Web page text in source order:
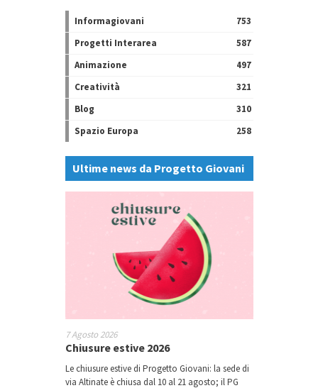
Informagiovani
753
Progetti Interarea
587
Animazione
497
Creatività
321
Blog
310
Spazio Europa
258
Ultime news da Progetto Giovani
7 Agosto 2026
Chiusure estive 2026
Le chiusure estive di Progetto Giovani: la sede di
via Altinate è chiusa dal 10 al 21 agosto; il PG